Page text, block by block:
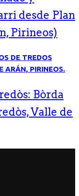
desde Plan
Pirineos)
Bòrda
Valle de